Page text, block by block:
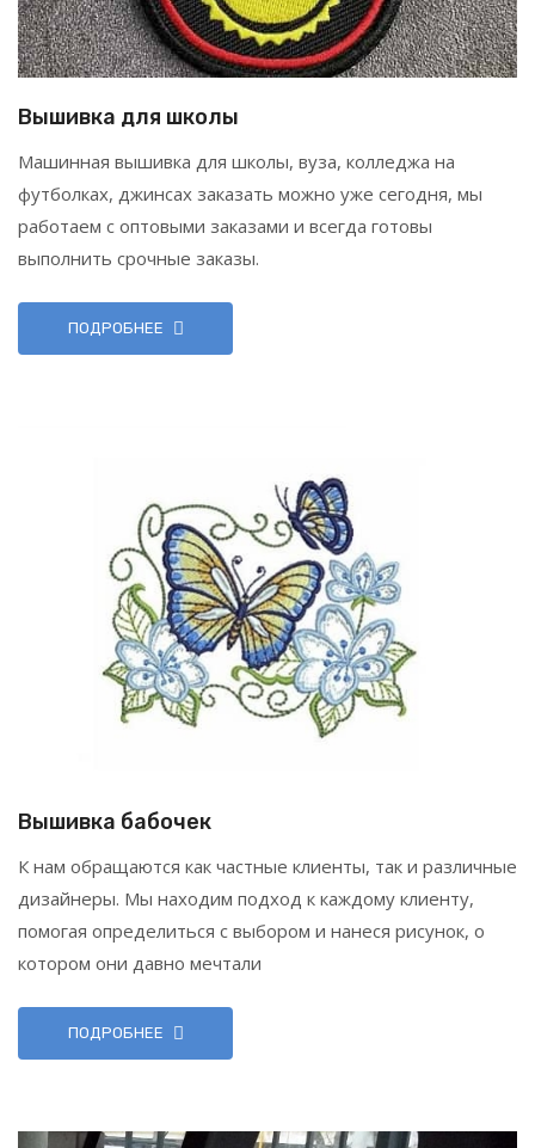
Вышивка для школы
Машинная вышивка для школы, вуза, колледжа на
футболках, джинсах заказать можно уже сегодня, мы
работаем с оптовыми заказами и всегда готовы
выполнить срочные заказы.
ПОДРОБНЕЕ
Вышивка бабочек
К нам обращаются как частные клиенты, так и различные
дизайнеры. Мы находим подход к каждому клиенту,
помогая определиться с выбором и нанеся рисунок, о
котором они давно мечтали
ПОДРОБНЕЕ